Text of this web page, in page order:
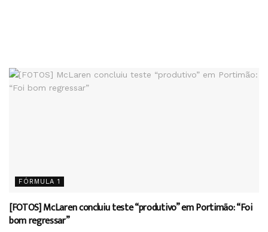
FÓRMULA 1
[FOTOS] McLaren concluiu teste “produtivo” em Portimão: “Foi
bom regressar”